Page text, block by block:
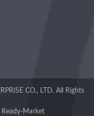
CO., LTD.All Rights
Ready-Market